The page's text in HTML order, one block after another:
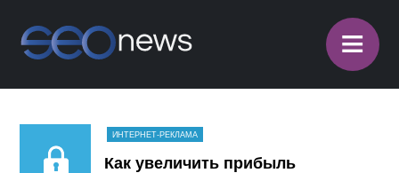
≡
ИНТЕРНЕТ-РЕКЛАМА
Как увеличить прибыль